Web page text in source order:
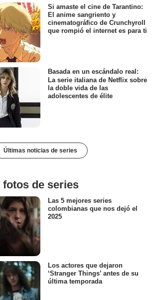
Si amaste el cine de Tarantino:
El anime sangriento y
cinematográfico de Crunchyroll
que rompió el internet es para ti
Basada en un escándalo real:
La serie italiana de Netflix sobre
la doble vida de las
adolescentes de élite
Últimas noticias de series
de series
Las 5 mejores series
colombianas que nos dejó el
2025
Los actores que dejaron
‘Stranger Things’ antes de su
última temporada